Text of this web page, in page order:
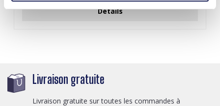
Détails
Livraison gratuite
Livraison gratuite sur toutes les commandes à